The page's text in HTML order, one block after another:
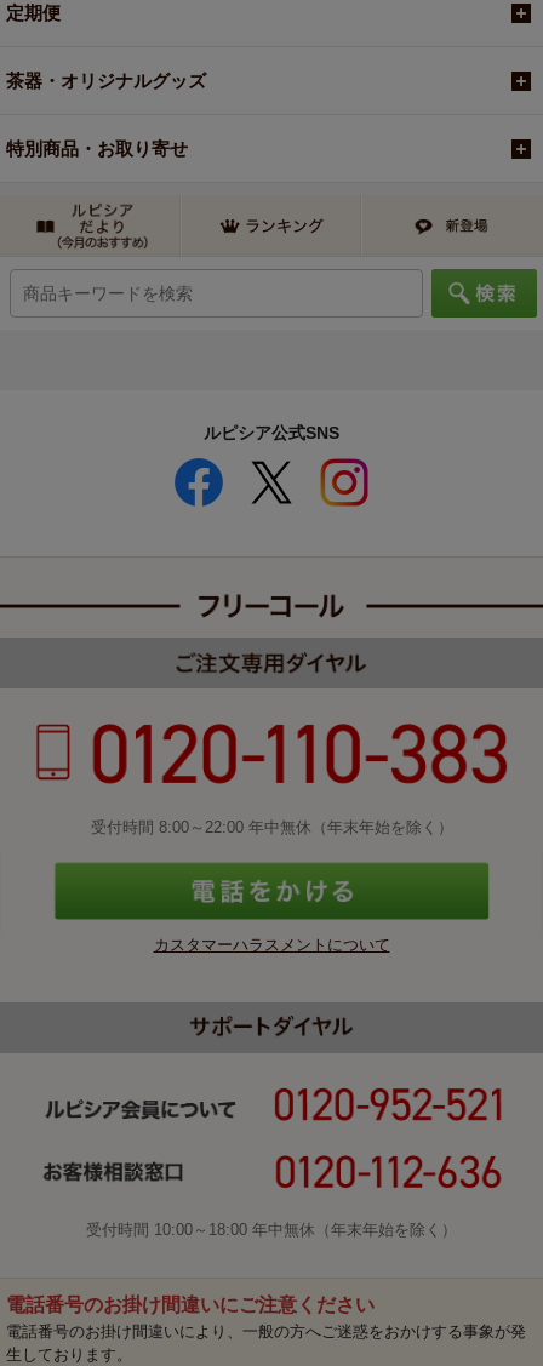
定期便
茶器・オリジナルグッズ
特別商品・お取り寄せ
ルピシア公式SNS
受付時間 8:00～22:00 年中無休（年末年始を除く）
カスタマーハラスメントについて
受付時間 10:00～18:00 年中無休（年末年始を除く）
電話番号のお掛け間違いにご注意ください
電話番号のお掛け間違いにより、一般の方へご迷惑をおかけする事象が発
生しております。